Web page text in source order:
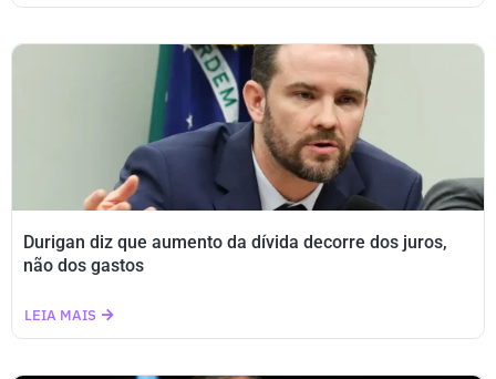
Durigan diz que aumento da dívida decorre dos juros,
não dos gastos
LEIA MAIS